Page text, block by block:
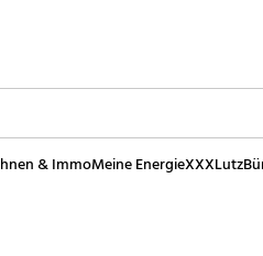
& ImmoMeine EnergieXXXLutz